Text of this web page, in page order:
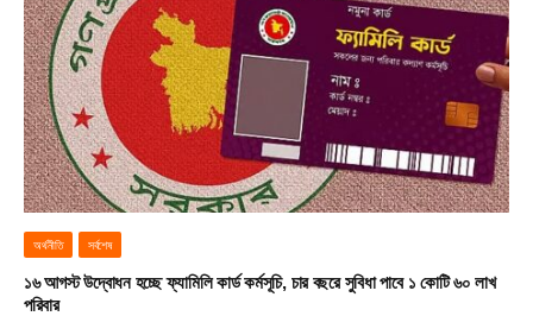
অর্থনীতি সর্বশেষ
১৬ আগস্ট উদ্বোধন হচ্ছে ফ্যামিলি কার্ড কর্মসূচি, চার বছরে সুবিধা পাবে ১ কোটি ৬০ লাখ
পরিবার